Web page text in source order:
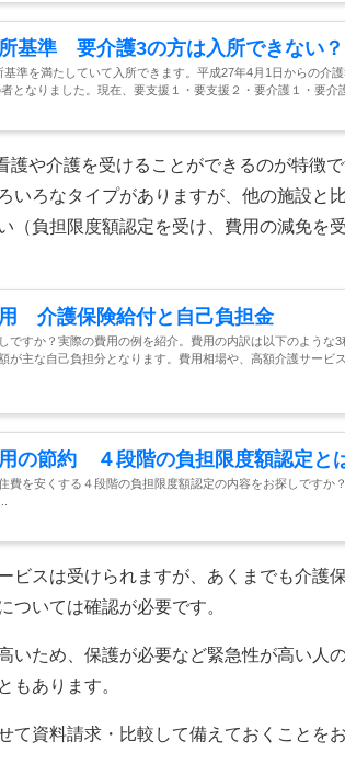
基準 要介護3の方は入所できない？
準を満たしていて入所できます。平成27年4月1日からの介
となりました。現在、要支援１・要支援２・要介護１・要介
や介護を受けることができるのが特徴
いろなタイプがありますが、他の施設と
（負担限度額認定を受け、費用の減免を
介護保険給付と自己負担金
ですか？実際の費用の例を紹介。費用の内訳は以下のような
が主な自己負担分となります。費用相場や、高額介護サービ
の節約 ４段階の負担限度額認定と
費を安くする４段階の負担限度額認定の内容をお探しですか
ビスは受けられますが、あくまでも介護
ついては確認が必要です。
いため、保護が必要など緊急性が高い人
もあります。
資料請求・比較して備えておくことを